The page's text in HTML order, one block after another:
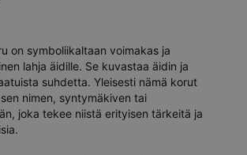
on symboliikaltaan voimakas ja
lahja äidille. Se kuvastaa äidin ja
suhdetta. Yleisesti nämä korut
nimen, syntymäkiven tai
joka tekee niistä erityisen tärkeitä ja